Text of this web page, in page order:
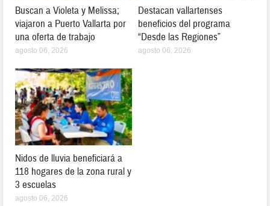
Buscan a Violeta y Melissa;
viajaron a Puerto Vallarta por
una oferta de trabajo
agosto 06, 2026
Destacan vallartenses
beneficios del programa
“Desde las Regiones”
agosto 06, 2026
Nidos de lluvia beneficiará a
118 hogares de la zona rural y
3 escuelas
agosto 06, 2026